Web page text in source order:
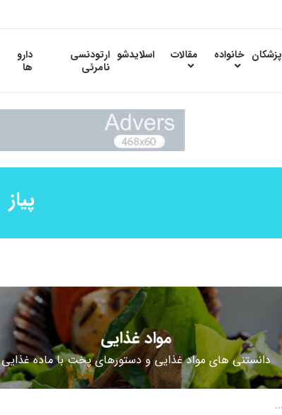
پزشکان خانواده مقالات اسلایدشو ارتودنسی
نامرئی
دارو
ها
پیاز
مواد غذایی
دانستنی های مواد غذایی و دستورهای پخت با ماده غذایی